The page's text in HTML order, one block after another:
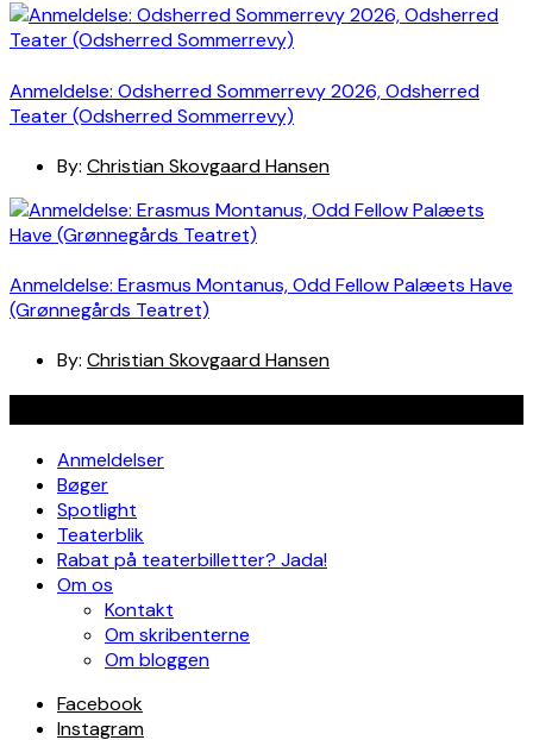
Anmeldelse: Odsherred Sommerrevy 2026, Odsherred
Teater (Odsherred Sommerrevy)
By: Christian Skovgaard Hansen
Anmeldelse: Erasmus Montanus, Odd Fellow Palæets Have
(Grønnegårds Teatret)
By: Christian Skovgaard Hansen
Anmeldelser
Bøger
Spotlight
Teaterblik
Rabat på teaterbilletter? Jada!
Om os
Kontakt
Om skribenterne
Om bloggen
Facebook
Instagram